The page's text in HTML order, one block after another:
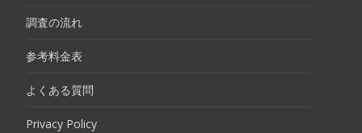
調査の流れ
参考料金表
よくある質問
Privacy Policy